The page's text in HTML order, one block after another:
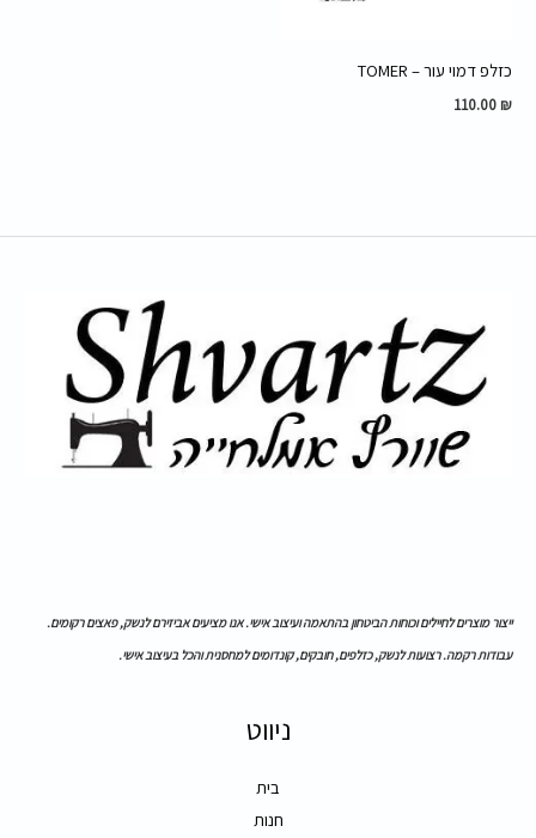
כזלפ דמוי עור – TOMER
110.00 ₪
ייצור מוצרים לחיילים וכוחות הביטחון בהתאמה ועיצוב אישי. אנו מציעים אביזירם לנשק, פאצים רקומים.
עבודות רקמה. רצועות לנשק, כזלפים, חובקים, קונדומים למחסנית והכל בעיצוב אישי.
ניווט
בית
חנות